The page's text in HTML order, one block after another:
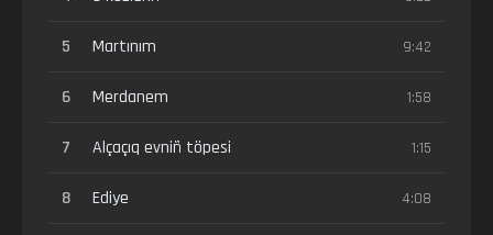
5 Martınım 9:42
6 Merdanem 1:58
7 Alçaçıq evniñ töpesi 1:15
8 Ediye 4:08